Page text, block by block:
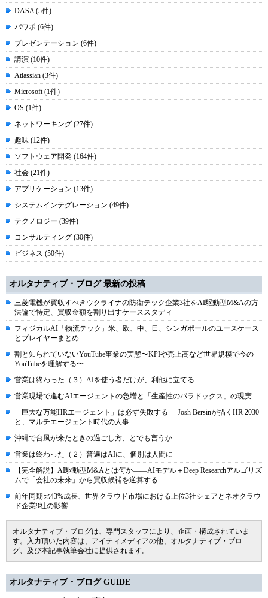
DASA (5件)
パワポ (6件)
プレゼンテーション (6件)
講演 (10件)
Atlassian (3件)
Microsoft (1件)
OS (1件)
ネットワーキング (27件)
趣味 (12件)
ソフトウェア開発 (164件)
社会 (21件)
アプリケーション (13件)
システムインテグレーション (49件)
テクノロジー (39件)
コンサルティング (30件)
ビジネス (50件)
オルタナティブ・ブログ 最新の投稿
三菱電機が買収すべきウクライナの防衛テック企業3社をAI駆動型M&Aの方
法論で特定、買収金額を割り出すケーススタディ
フィジカルAI「物流テック」米、欧、中、日、シンガポールのユースケース
とプレイヤーまとめ
割と知られていないYouTube事業の実態〜KPIや売上高など世界規模で今の
YouTubeを理解する〜
営業は終わった（３）AIを使う者だけが、利他に立てる
営業現場で進むAIエージェントの急増と「生産性のパラドックス」の現実
「巨大な万能HRエージェント」は必ず失敗する----Josh Bersinが描くHR 2030
と、マルチエージェント時代の人事
沖縄で台風が来たときの過ごし方、とでも言うか
営業は終わった（２）普遍はAIに、個別は人間に
【完全解説】AI駆動型M&Aとは何か――AIモデル＋Deep Researchアルゴリズ
ムで「会社の未来」から買収候補を逆算する
前年同期比43%成長、世界クラウド市場における上位3社シェアとネオクラウ
ド企業9社の影響
オルタナティブ・ブログは、専門スタッフにより、企画・構成されていま
す。入力頂いた内容は、アイティメディアの他、オルタナティブ・ブロ
グ、及び本記事執筆会社に提供されます。
オルタナティブ・ブログ GUIDE